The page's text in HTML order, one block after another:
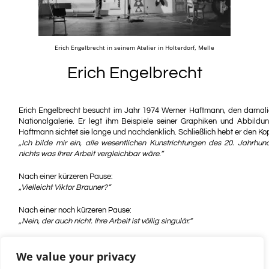
We value your privacy
Erich Engelbrecht in seinem Atelier in Holterdorf, Melle
Erich Engelbrecht
Erich Engelbrecht besucht im Jahr 1974 Werner Haftmann, den
Nationalgalerie. Er legt ihm Beispiele seiner Graphiken und
Haftmann sichtet sie lange und nachdenklich. Schließlich hebt er den
„Ich bilde mir ein, alle wesentlichen Kunstrichtungen des 20.
nichts was Ihrer Arbeit vergleichbar wäre.“
Nach einer kürzeren Pause:
„Vielleicht Viktor Brauner?“
Nach einer noch kürzeren Pause:
„Nein, der auch nicht. Ihre Arbeit ist völlig singulär.“